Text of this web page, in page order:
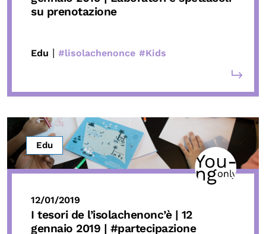
su prenotazione
Edu | #lisolachenonce #Kids
Edu
12/01/2019
I tesori de l’isolachenonc’è | 12
gennaio 2019 | #partecipazione